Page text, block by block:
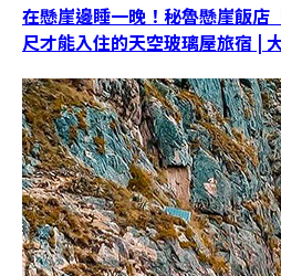
在懸崖邊睡一晚！秘魯懸崖飯
尺才能入住的天空玻璃屋旅宿 |